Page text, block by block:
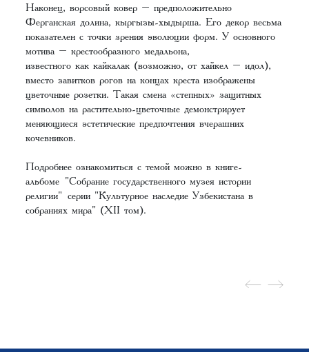
Наконец, ворсовый ковер – предположительно
Ферганская долина, кыргызы-хыдырша. Его декор весьма
показателен с точки зрения эволюции форм. У основного
мотива – крестообразного медальона,
известного как кайкалак (возможно, от хайкел – идол),
вместо завитков рогов на концах креста изображены
цветочные розетки. Такая смена «степных» защитных
символов на растительно-цветочные демонстрирует
меняющиеся эстетические предпочтения вчерашних
кочевников.
Подробнее ознакомиться с темой можно в книге-
альбоме "Собрание государственного музея истории
религии"серии "Культурное наследие Узбекистана в
собраниях мира" (XII том).